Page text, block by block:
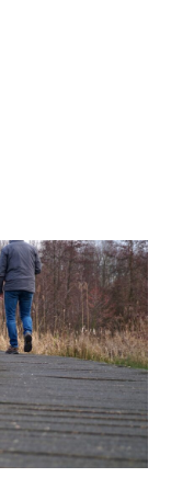
problemen.